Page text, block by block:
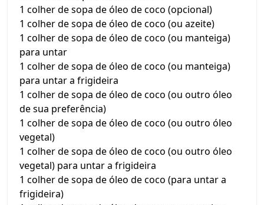
1 colher de sopa de óleo de coco (opcional)
1 colher de sopa de óleo de coco (ou azeite)
1 colher de sopa de óleo de coco (ou manteiga)
para untar
1 colher de sopa de óleo de coco (ou manteiga)
para untar a frigideira
1 colher de sopa de óleo de coco (ou outro óleo
de sua preferência)
1 colher de sopa de óleo de coco (ou outro óleo
vegetal)
1 colher de sopa de óleo de coco (ou outro óleo
vegetal) para untar a frigideira
1 colher de sopa de óleo de coco (para untar a
frigideira)